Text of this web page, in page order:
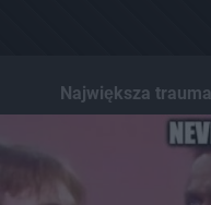
Największa